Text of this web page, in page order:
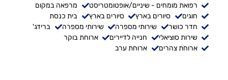
רפואת מומחים - שיניים/אופטומטריסט
מרפאה במקום
חוגים
סיורים בארץ סיורים בארץ
בית כנסת
חדר כושר
שירותי מספרה שירותי מספרה
ברידג'
שירות סוציאלי
חנייה לדיירים
ארוחת בוקר
ארוחת צהרים
ארוחת ערב